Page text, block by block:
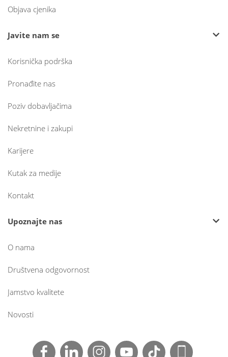
Objava cjenika
Javite nam se
Korisnička podrška
Pronađite nas
Poziv dobavljačima
Nekretnine i zakupi
Karijere
Kutak za medije
Kontakt
Upoznajte nas
O nama
Društvena odgovornost
Jamstvo kvalitete
Novosti